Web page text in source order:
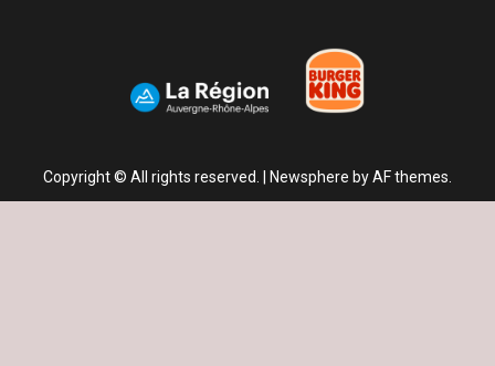
Copyright © All rights reserved. | Newsphere by AF themes.